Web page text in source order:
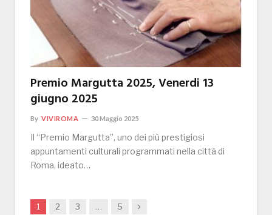
Premio Margutta 2025, Venerdi 13
giugno 2025
By VIVIROMA 30 Maggio 2025
Il “Premio Margutta”, uno dei più prestigiosi
appuntamenti culturali programmati nella città di
Roma, ideato…
1 2 3 … 5 Next